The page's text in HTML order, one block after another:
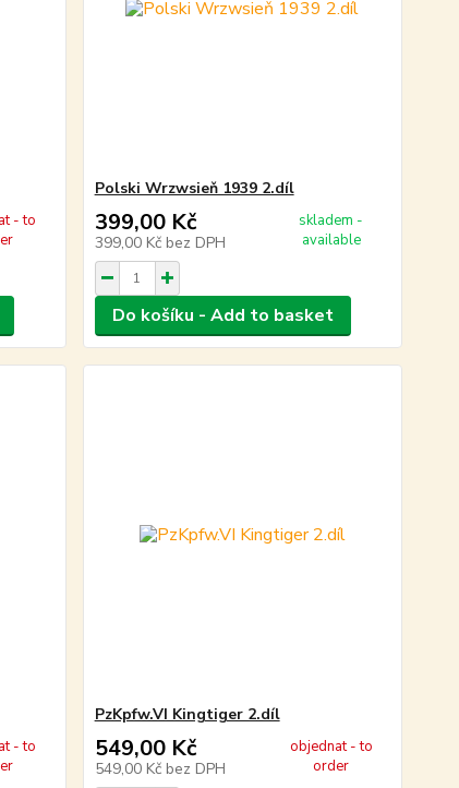
- to
Polski Wrzwsieň 1939 2.díl
399,00 Kč
399,00 Kč bez DPH
skladem -
available
Do košíku - Add to basket
- to
PzKpfw.VI Kingtiger 2.díl
549,00 Kč
549,00 Kč bez DPH
objednat - to
order